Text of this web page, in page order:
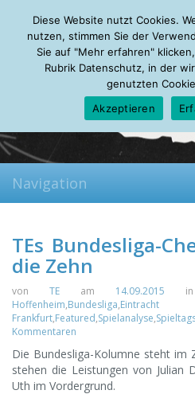
Monday, 10.08.2026
Mein Account
About
Navigation
TEs Bundesliga-
die Zehn
von TE am 14.09.2015 in
Hoffenheim,Bundesliga,Eintracht
Frankfurt,Featured,Spielanalyse,
Kommentaren
Die Bundesliga-Kolumne steht im
stehen die Leistungen von Julian
Uth im Vordergrund.
Diese Website nutzt Cookies.
nutzen, stimmen Sie der
Sie auf "Mehr erfahren"
Rubrik Datenschutz, in der
genutzten
Akzeptieren